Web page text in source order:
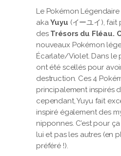
Le Pokémon Légendaire
akaYuyu (イーユイ),
des Trésors du Fléau.
nouveaux Pokémon
Écarlate/Violet. Dans le
ont été scellés pour
destruction. Ces 4
principalement inspirés
cependant, Yuyu fait
inspiré également des
nipponnes. C’est pour
lui et pas les autres (en
préféré !).